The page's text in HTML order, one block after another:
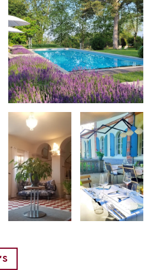
rustig, bij Oh, le château!
van alledag. Met zijn
op vakantie met het gezin,
of een hele week, er zijn
Wees welkom!
vroeger komt tot leven bij Oh,
met hoge plafonds,
waar je vanaf wilt schrijden, al
van toen, vormen nu het